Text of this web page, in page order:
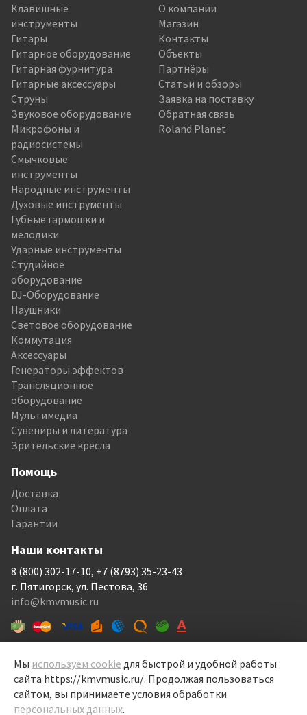
Клавишные
инструменты
Гитары
Гитарное оборудование
Гитарная фурнитура
Гитарные аксессуары
Струны
Звуковое оборудование
Микрофоны и
радиосистемы
Смычковые
инструменты
Народные инструменты
Духовые инструменты
Губные гармошки и
мелодики
Ударные инструменты
Студийное
оборудование
DJ-Оборудование
Наушники
Световое оборудование
Коммутация
Аксессуары
Генераторы эффектов
Трансляционное
оборудование
Мультимедиа
Сувениры и литература
Зрительские кресла
О компании
Магазин
Контакты
Объекты
Партнёры
Статьи и обзоры
Заявка на поставку
Обратная связь
Roland Planet
Помощь
Доставка
Оплата
Гарантии
Наши контакты
8 (800) 302-17-10, +7 (8793) 35-23-43
г. Пятигорск, ул. Пестова, 36
info@kmvmusic.ru
КМВ Мьюзик © 1999-2026
Перелицовка сайта —Рекламный контент, 2022
Мы используем cookie для быстрой и удобной работы
сайта https://kmvmusic.ru/. Продолжая пользоваться
сайтом, вы принимаете условия обработки
персональных данных.